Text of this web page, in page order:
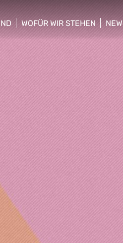
menu
WOFÜR WIR STEHEN
show/hide sub menu